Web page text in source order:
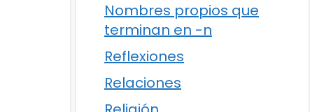
Nombres propios que
terminan en -n
Reflexiones
Relaciones